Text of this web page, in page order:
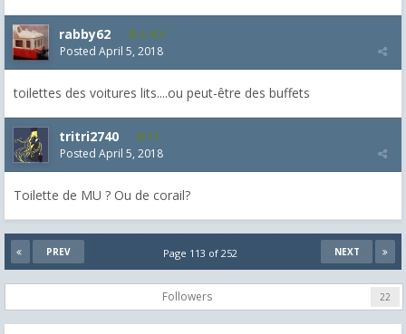
rabby62 8,454
Posted April 5, 2018
toilettes des voitures lits....ou peut-être des buffets
tritri2740 87
Posted April 5, 2018
Toilette de MU ? Ou de corail?
PREV NEXT
Page 113 of 252
Followers 22